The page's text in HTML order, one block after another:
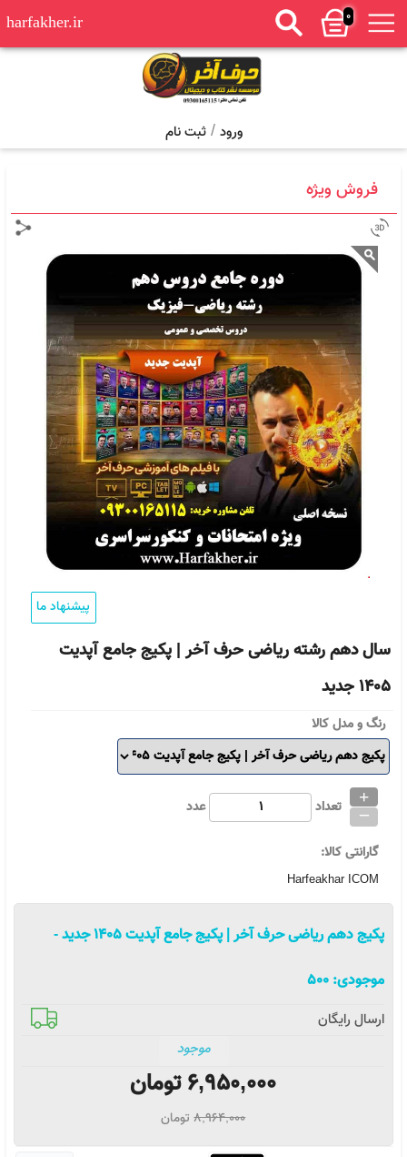
0
harfakher.ir
ورود / ثبت نام
فروش ویژه
پیشنهاد ما
سال دهم رشته ریاضی حرف آخر | پکیج جامع آپدیت
1405 جدید
رنگ و مدل کالا
تعداد
+
_ عدد
گارانتی کالا:
Harfeakhar ICOM
پکیج دهم ریاضی حرف آخر | پکیج جامع آپدیت 1405 جدید
-
موجودی: 500
ارسال رایگان
موجود
6,950,000تومان
8,964,000تومان